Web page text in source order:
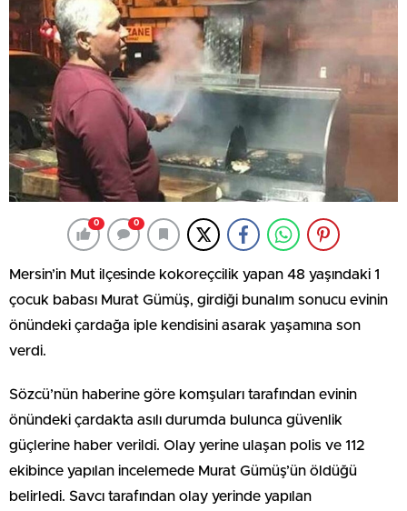
0 0
Mersin’in Mut ilçesinde kokoreçcilik yapan 48 yaşındaki 1
çocuk babası Murat Gümüş, girdiği bunalım sonucu evinin
önündeki çardağa iple kendisini asarak yaşamına son
verdi.
Sözcü’nün haberine göre komşuları tarafından evinin
önündeki çardakta asılı durumda bulunca güvenlik
güçlerine haber verildi. Olay yerine ulaşan polis ve 112
ekibince yapılan incelemede Murat Gümüş’ün öldüğü
belirledi. Savcı tarafından olay yerinde yapılan